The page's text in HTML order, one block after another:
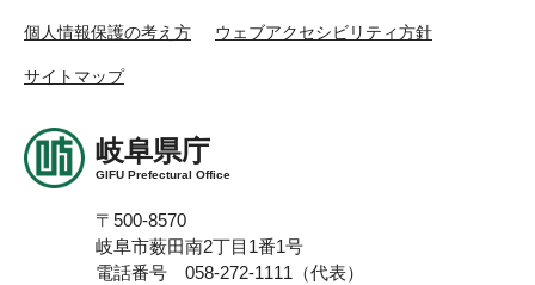
個人情報保護の考え方 ウェブアクセシビリティ方針
サイトマップ
岐阜県庁
GIFU Prefectural Office
〒500-8570
岐阜市薮田南2丁目1番1号
電話番号 058-272-1111（代表）